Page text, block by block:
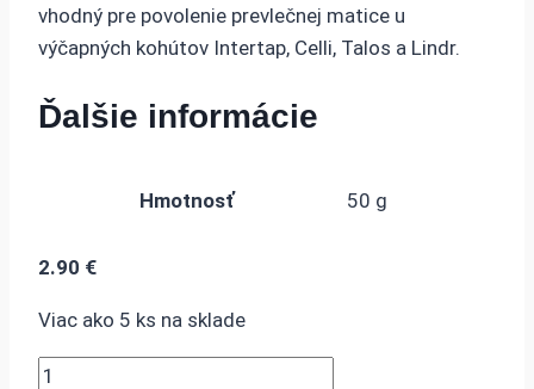
vhodný pre povolenie prevlečnej matice u
výčapných kohútov Intertap, Celli, Talos a Lindr.
Ďalšie informácie
Hmotnosť 50 g
2.90 €
Viac ako 5 ks na sklade
množstvo